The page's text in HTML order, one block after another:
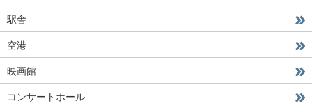
駅舎
空港
映画館
コンサートホール